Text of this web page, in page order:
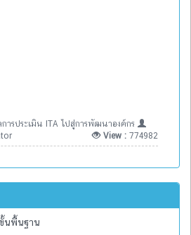
ารประเมิน ITA ไปสู่การพัฒนาองค์กร
View : 774982
นพื้นฐาน